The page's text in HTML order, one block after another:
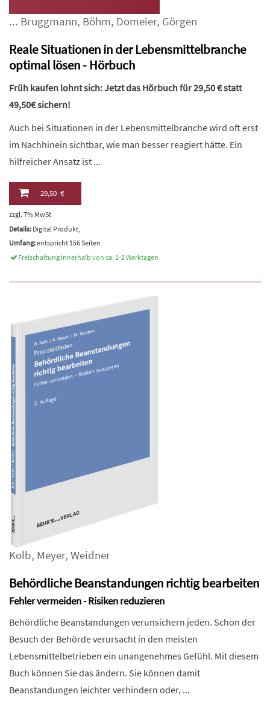
... Bruggmann, Böhm, Domeier, Görgen
Reale Situationen in der Lebensmittelbranche
optimal lösen - Hörbuch
Früh kaufen lohnt sich: Jetzt das Hörbuch für 29,50 € statt
49,50€ sichern!
Auch bei Situationen in der Lebensmittelbranche wird oft erst
im Nachhinein sichtbar, wie man besser reagiert hätte. Ein
hilfreicher Ansatz ist ...
29,50 €
zzgl. 7% MwSt
Details: Digital Produkt,
Umfang:entspricht 156 Seiten
Freischaltung innerhalb von ca. 1-2 Werktagen
Kolb, Meyer, Weidner
Behördliche Beanstandungen richtig bearbeiten
Fehler vermeiden - Risiken reduzieren
Behördliche Beanstandungen verunsichern jeden. Schon der
Besuch der Behörde verursacht in den meisten
Lebensmittelbetrieben ein unangenehmes Gefühl. Mit diesem
Buch können Sie das ändern. Sie können damit
Beanstandungen leichter verhindern oder, ...